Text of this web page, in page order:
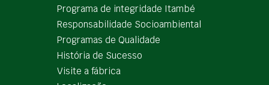
Programa de integridade Itambé
Responsabilidade Socioambiental
Programas de Qualidade
História de Sucesso
Visite a fábrica